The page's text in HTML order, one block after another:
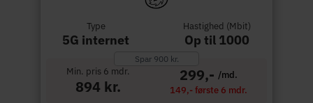
Type
5G internet
Hastighed (Mbit)
Op til 1000
Spar 900 kr.
Min. pris 6 mdr.
894 kr.
299,- /md.
149,- første 6 mdr.